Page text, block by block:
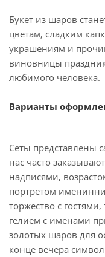
Букет из шаров
цветам, сладким
украшениям и
виновницы
любимого человека.
Варианты
Сеты представлены
нас часто
надписями,
портретом
торжество с
гелием с именами
золотых шаров для
конце вечера